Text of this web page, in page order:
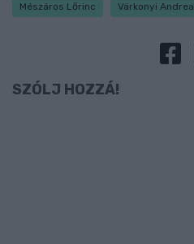
Mészáros Lőrinc Várkonyi Andrea
SZÓLJ HOZZÁ!